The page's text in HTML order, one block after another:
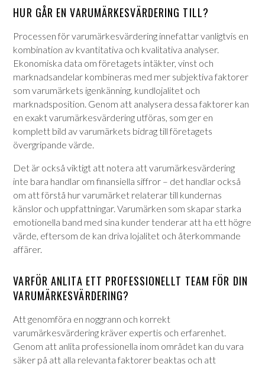
HUR GÅR EN VARUMÄRKESVÄRDERING TILL?
Processen för varumärkesvärdering innefattar vanligtvis en
kombination av kvantitativa och kvalitativa analyser.
Ekonomiska data om företagets intäkter, vinst och
marknadsandelar kombineras med mer subjektiva faktorer
som varumärkets igenkänning, kundlojalitet och
marknadsposition. Genom att analysera dessa faktorer kan
en exakt varumärkesvärdering utföras, som ger en
komplett bild av varumärkets bidrag till företagets
övergripande värde.
Det är också viktigt att notera att varumärkesvärdering
inte bara handlar om finansiella siffror – det handlar också
om att förstå hur varumärket relaterar till kundernas
känslor och uppfattningar. Varumärken som skapar starka
emotionella band med sina kunder tenderar att ha ett högre
värde, eftersom de kan driva lojalitet och återkommande
affärer.
VARFÖR ANLITA ETT PROFESSIONELLT TEAM FÖR DIN
VARUMÄRKESVÄRDERING?
Att genomföra en noggrann och korrekt
varumärkesvärdering kräver expertis och erfarenhet.
Genom att anlita professionella inom området kan du vara
säker på att alla relevanta faktorer beaktas och att